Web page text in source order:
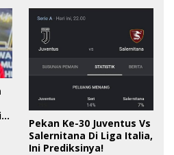
Pekan Ke-30 Juventus Vs
Salernitana Di Liga Italia,
Ini Prediksinya!